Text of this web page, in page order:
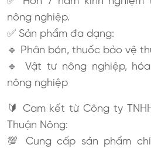
nông nghiệp.
✅ Sản phẩm đa dạng:
🔹 Phân bón, thuốc bảo vệ
🔹 Vật tư nông nghiệp,
nông nghiệp
🔰 Cam kết từ Công ty
Thuận Nông:
💯 Cung cấp sản phẩm